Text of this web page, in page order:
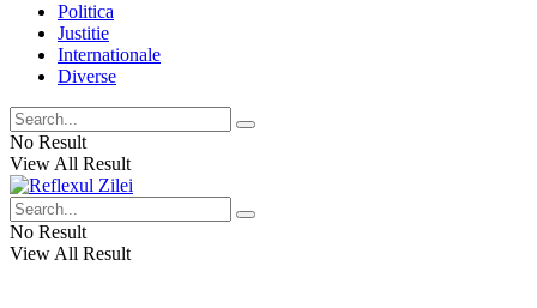
Politica
Justitie
Internationale
Diverse
No Result
View All Result
No Result
View All Result